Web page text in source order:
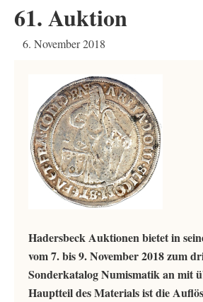
61. Auktion
6. November 2018
Hadersbeck Auktionen bietet in
vom 7. bis 9. November 2018 zum
Sonderkatalog Numismatik an mit
Hauptteil des Materials ist die